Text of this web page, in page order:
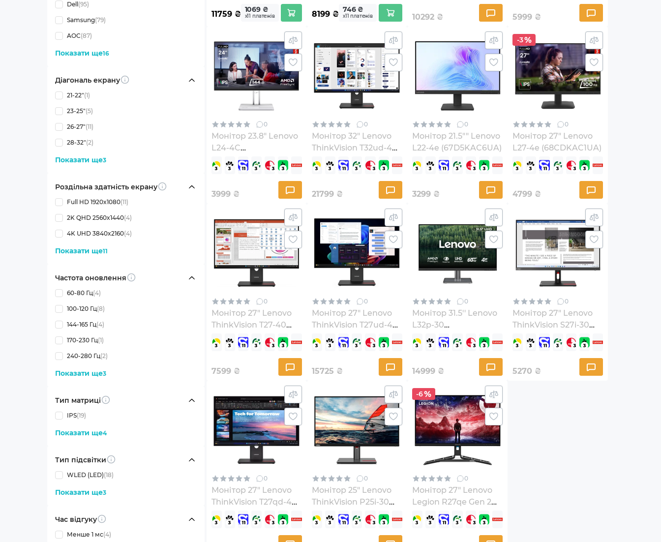
Dell (95)
Samsung(79)
AOC(87)
Показати ще16
Діагональ екрану Info
21-22"(1)
23-25"(5)
26-27"(11)
28-32"(2)
Показати ще3
Роздільна здатність екрану Info
Full HD 1920x1080(11)
2K QHD 2560x1440(4)
4K UHD 3840x2160(4)
Показати ще11
Частота оновлення
Info
60-80 Гц(4)
100-120 Гц(8)
144-165 Гц(4)
170-230 Гц(1)
240-280 Гц(2)
Показати ще3
Тип матриці
Info
IPS(19)
Показати ще4
Тип підсвітки
Info
WLED (LED)(18)
Показати ще3
Час відгуку Info
Менше 1 мс(4)
11759₴ 1069 ₴
х11 платежів 8199₴ 746 ₴
х11 платежів 10292 ₴ 5999 ₴
0
Монітор 23.8" Lenovo
L24-4C
(67DDKAC6UA)
3999 ₴
0
Монітор 32" Lenovo
ThinkVision T32ud-40
(64B0GAT1UA)
21799 ₴
0
Монітор 21.5"" Lenovo
L22-4e (67D5KAC6UA)
3299 ₴
-3
0
Монітор 27" Lenovo
L27-4e (68CDKAC1UA)
4799 ₴
0
Монітор 27" Lenovo
ThinkVision T27-40
(64A5MAT6UA)
7599 ₴
0
Монітор 27" Lenovo
ThinkVision T27ud-40
(64AFGAT2UA)
15725 ₴
0
Монітор 31.5'' Lenovo
L32p-30
(66C9UAC1UA)
14999 ₴
0
Монітор 27" Lenovo
ThinkVision S27i-30
(63DFKAT4UA)
5270 ₴
0
Монітор 27" Lenovo
ThinkVision T27qd-40
(64AAGAT2UA)
0
Монітор 25" Lenovo
ThinkVision P25i-30
(63F4MAT1UA)
-6
0
Монітор 27" Lenovo
Legion R27qe Gen 2
(68C7GAC3UA)